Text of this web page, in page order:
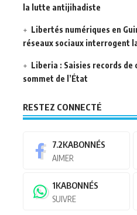
la lutte antijihadiste
Libertés numériques en
réseaux sociaux interrogent
Liberia : Saisies records de
sommet de l’État
RESTEZ CONNECTÉ
7.2KABONNÉS
AIMER
1KABONNÉS
SUIVRE